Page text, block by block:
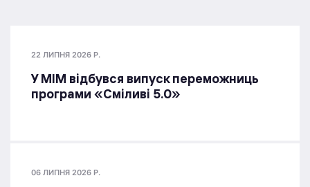
22 ЛИПНЯ 2026 Р.
У МІМ відбувся випуск переможниць
програми «Сміливі 5.0»
06 ЛИПНЯ 2026 Р.